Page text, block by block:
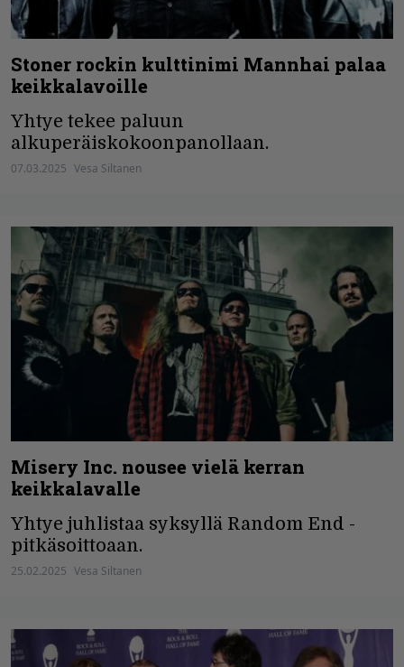
Stoner rockin kulttinimi Mannhai palaa
keikkalavoille
Yhtye tekee paluun
alkuperäiskokoonpanollaan.
07.03.2025 Vesa Siltanen
Misery Inc. nousee vielä kerran
keikkalavalle
Yhtye juhlistaa syksyllä Random End -
pitkäsoittoaan.
25.02.2025 Vesa Siltanen